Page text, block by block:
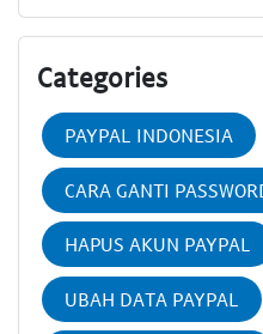
Categories
PAYPAL INDONESIA
CARA GANTI
HAPUS AKUN PAYPAL
UBAH DATA PAYPAL